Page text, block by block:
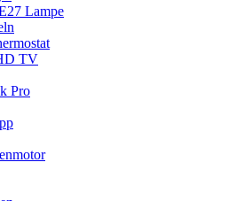
Lampe
TV
Pro